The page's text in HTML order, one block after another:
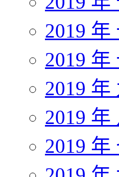
2019 年
2019 年
2019 年
2019 年
2019 年